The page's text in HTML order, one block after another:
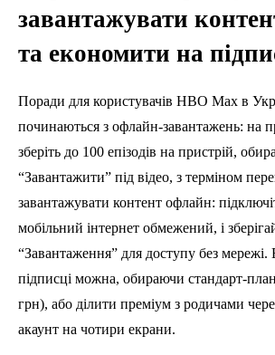
завантажувати
та економити на
Поради для користувачів HBO Max в
починаються з офлайн-завантажень: на
зберіть до 100 епізодів на пристрій,
“Завантажити” під відео, з терміном
завантажувати контент офлайн:
мобільний інтернет обмежений, і
“Завантаження” для доступу без
підписці можна, обираючи стандарт-
грн), або ділити преміум з родичами
акаунт на чотири екрани.